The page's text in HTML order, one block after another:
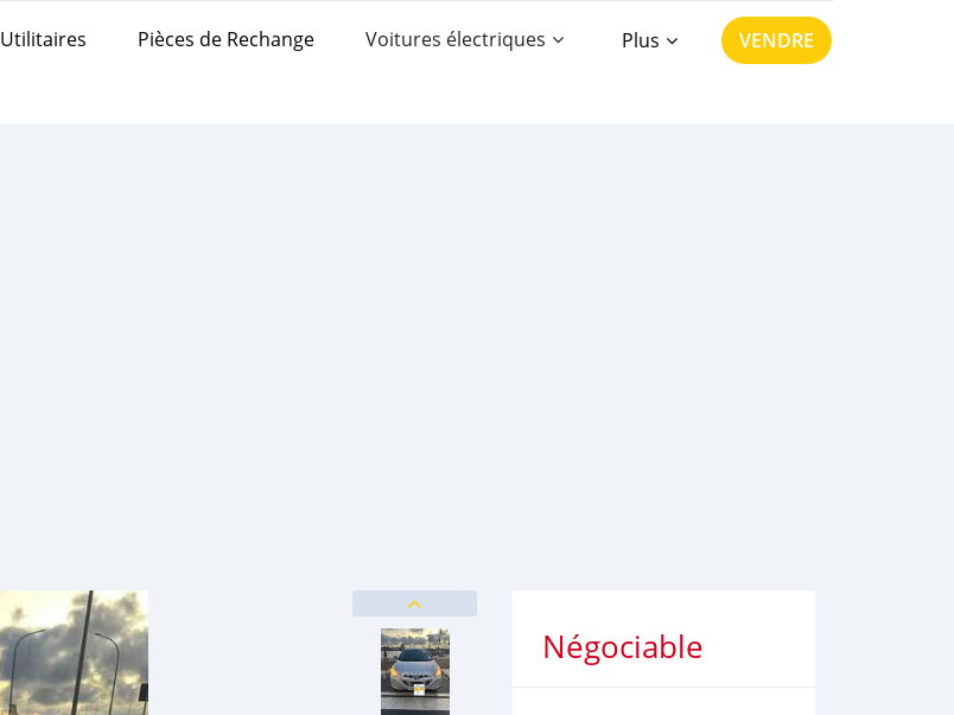
Utilitaires Pièces de Rechange Voitures électriques Plus VENDRE
Négociable